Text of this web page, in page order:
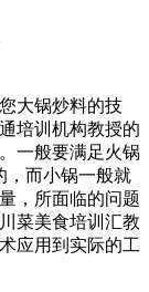
大锅炒料的技
培训机构教授的
一般要满足火锅
，而小锅一般就
，所面临的问题
菜美食培训汇教
应用到实际的工